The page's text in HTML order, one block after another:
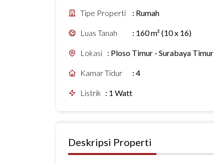
Tipe Properti : Rumah
Luas Tanah : 160 m² (10 x 16)
Lokasi : Ploso Timur - Surabaya Timur
Kamar Tidur : 4
Listrik : 1 Watt
Deskripsi Properti